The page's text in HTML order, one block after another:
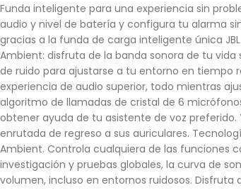
Funda inteligente para una experiencia sin
audio y nivel de batería y configura tu alarma
gracias a la funda de carga inteligente única
Ambient: disfruta de la banda sonora de tu
de ruido para ajustarse a tu entorno en tiempo
experiencia de audio superior, todo mientras
algoritmo de llamadas de cristal de 6
obtener ayuda de tu asistente de voz
enrutada de regreso a sus auriculares.
Ambient. Controla cualquiera de las funciones
investigación y pruebas globales, la curva de
volumen, incluso en entornos ruidosos. Disfruta